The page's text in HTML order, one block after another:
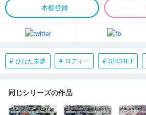
本棚登録
ひなた未夢 ロディー SECRET
同じシリーズの作品